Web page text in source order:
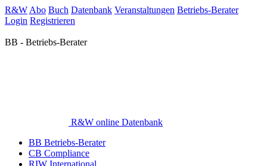
R&W Abo Buch Datenbank Veranstaltungen Betriebs-Berater
Login Registrieren
BB - Betriebs-Berater
R&W online Datenbank
BB Betriebs-Berater
CB Compliance
RIW International